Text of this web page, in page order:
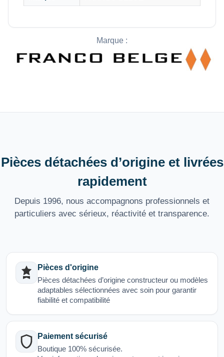
Marque :
Pièces détachées d’origine et livrées
rapidement
Depuis 1996, nous accompagnons professionnels et
particuliers avec sérieux, réactivité et transparence.
Pièces d'origine
Pièces détachées d’origine constructeur ou modèles
adaptables sélectionnées avec soin pour garantir
fiabilité et compatibilité
Paiement sécurisé
Boutique 100% sécurisée.